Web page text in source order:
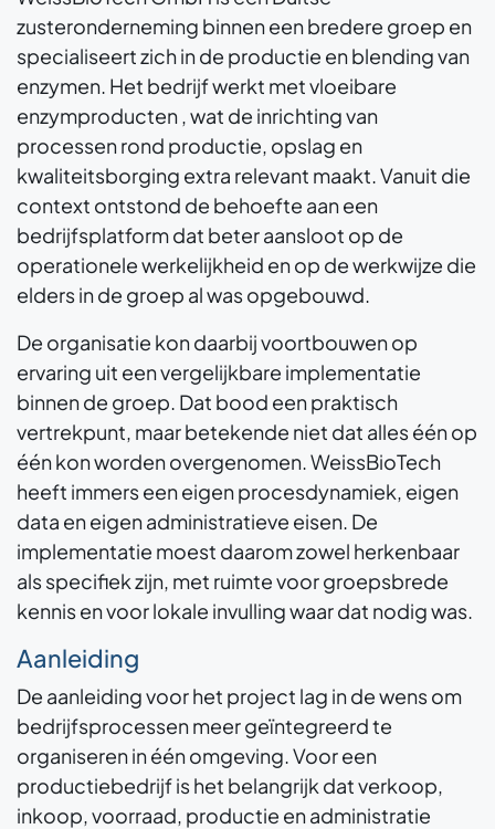
zusteronderneming binnen een bredere groep en
specialiseert zich in de productie en blending van
enzymen. Het bedrijf werkt met vloeibare
enzymproducten , wat de inrichting van
processen rond productie, opslag en
kwaliteitsborging extra relevant maakt. Vanuit die
context ontstond de behoefte aan een
bedrijfsplatform dat beter aansloot op de
operationele werkelijkheid en op de werkwijze die
elders in de groep al was opgebouwd.
De organisatie kon daarbij voortbouwen op
ervaring uit een vergelijkbare implementatie
binnen de groep. Dat bood een praktisch
vertrekpunt, maar betekende niet dat alles één op
één kon worden overgenomen. WeissBioTech
heeft immers een eigen procesdynamiek, eigen
data en eigen administratieve eisen. De
implementatie moest daarom zowel herkenbaar
als specifiek zijn, met ruimte voor groepsbrede
kennis en voor lokale invulling waar dat nodig was.
Aanleiding
De aanleiding voor het project lag in de wens om
bedrijfsprocessen meer geïntegreerd te
organiseren in één omgeving. Voor een
productiebedrijf is het belangrijk dat verkoop,
inkoop, voorraad, productie en administratie